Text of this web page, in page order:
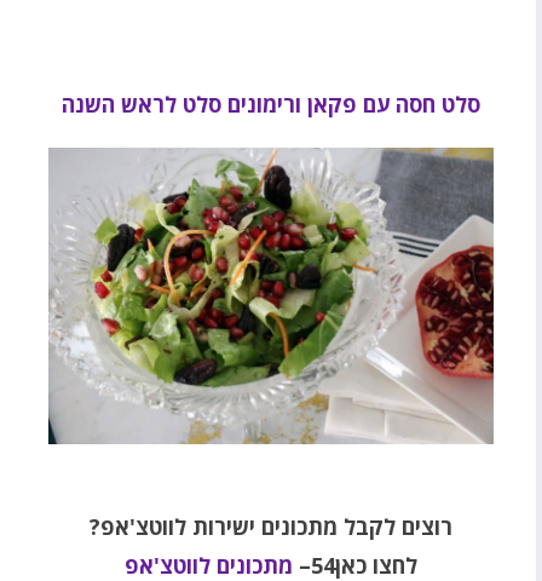
סלט חסה עם פקאן ורימונים סלט לראש השנה
רוצים לקבל מתכונים ישירות לווטצ'אפ?
לחצו כאן54–
מתכונים לווטצ'אפ